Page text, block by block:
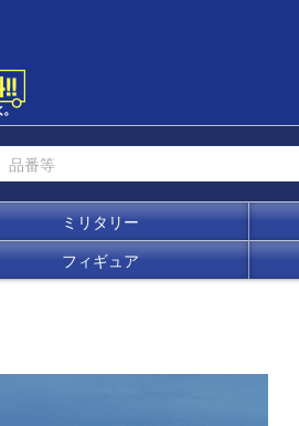
ミリタリー
フィギュア